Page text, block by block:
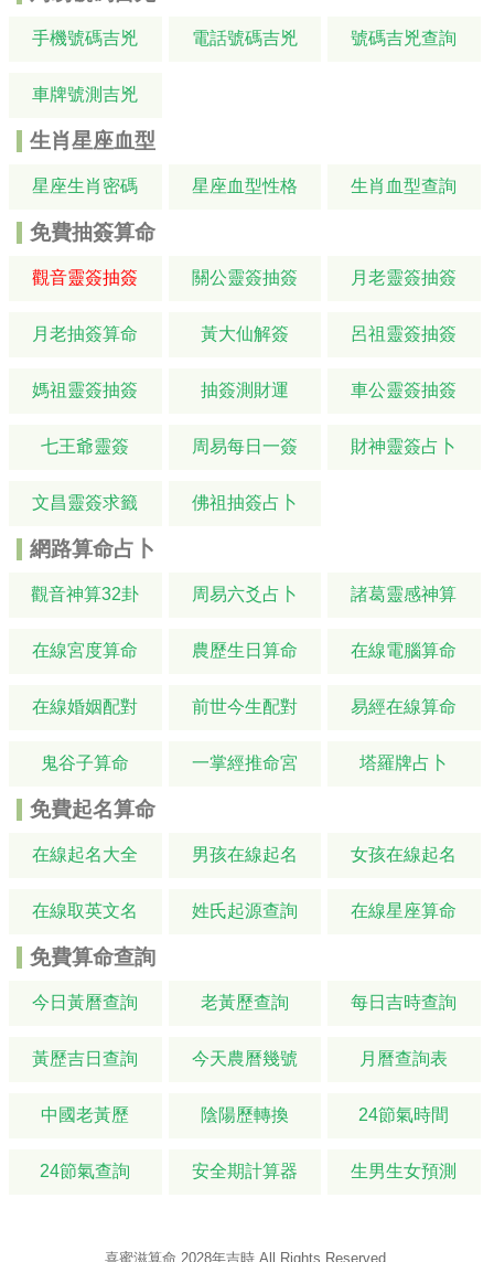
手機號碼吉兇 電話號碼吉兇 號碼吉兇查詢
車牌號測吉兇
生肖星座血型
星座生肖密碼 星座血型性格 生肖血型查詢
免費抽簽算命
觀音靈簽抽簽 關公靈簽抽簽 月老靈簽抽簽
月老抽簽算命 黃大仙解簽 呂祖靈簽抽簽
媽祖靈簽抽簽 抽簽測財運 車公靈簽抽簽
七王爺靈簽 周易每日一簽 財神靈簽占卜
文昌靈簽求籤 佛祖抽簽占卜
網路算命占卜
觀音神算32卦 周易六爻占卜 諸葛靈感神算
在線宮度算命 農歷生日算命 在線電腦算命
在線婚姻配對 前世今生配對 易經在線算命
鬼谷子算命 一掌經推命宮 塔羅牌占卜
免費起名算命
在線起名大全 男孩在線起名 女孩在線起名
在線取英文名 姓氏起源查詢 在線星座算命
免費算命查詢
今日黃曆查詢 老黃歷查詢 每日吉時查詢
黃歷吉日查詢 今天農曆幾號 月曆查詢表
中國老黃歷 陰陽歷轉換 24節氣時間
24節氣查詢 安全期計算器 生男生女預測
喜蜜滋算命 2028年吉時All Rights Reserved.